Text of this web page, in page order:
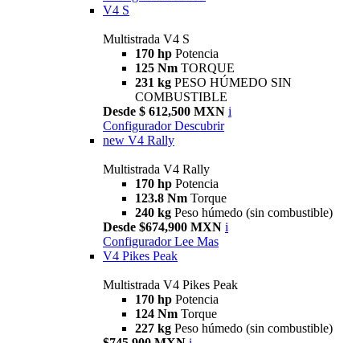
V4 S
Multistrada V4 S
170 hp Potencia
125 Nm TORQUE
231 kg PESO HÚMEDO SIN
COMBUSTIBLE
Desde $ 612,500 MXN i
Configurador Descubrir
new V4 Rally
Multistrada V4 Rally
170 hp Potencia
123.8 Nm Torque
240 kg Peso húmedo (sin combustible)
Desde $674,900 MXN i
Configurador Lee Mas
V4 Pikes Peak
Multistrada V4 Pikes Peak
170 hp Potencia
124 Nm Torque
227 kg Peso húmedo (sin combustible)